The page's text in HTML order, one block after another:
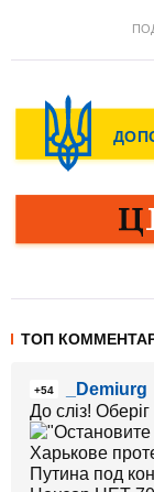
ТОП
+54
_Demiurg
До сліз!